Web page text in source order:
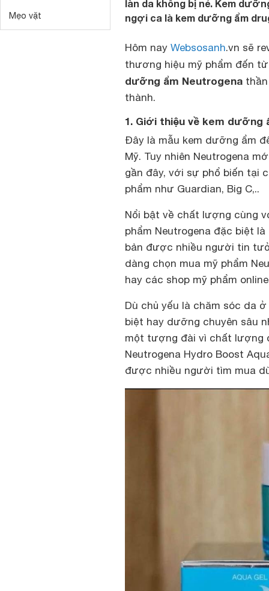
Mẹo vặt
làn da không bị nẻ. Kem
ngợi ca là kem dưỡng ẩm
Hôm nay Websosanh.vn sẽ
thương hiệu mỹ phẩm đến
dưỡng ẩm Neutrogena
thành.
1. Giới thiệu về kem dưỡng
Đây là mẫu kem dưỡng ẩm
Mỹ. Tuy nhiên Neutrogena
gần đây, với sự phổ biến tại
phẩm như Guardian, Big C,..
Nổi bật về chất lượng cùng
phẩm Neutrogena đặc biệt là
bản được nhiều người tin
dàng chọn mua mỹ phẩm
hay các shop mỹ phẩm
Dù chủ yếu là chăm sóc da
biệt hay dưỡng chuyên sâu
một tượng đài vì chất lượng
Neutrogena Hydro Boost
được nhiều người tìm mua